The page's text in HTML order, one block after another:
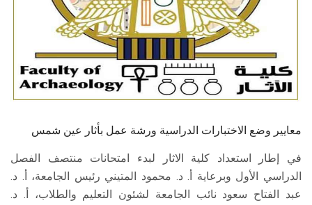
الدراسات العليا
الخريجين
الموظفون
الزائـرون
سجل الان
معايير وضع الاختبارات الدراسية ورشة عمل بأثار عين شمس
في إطار استعداد كلية الاثار لبدء امتحانات منتصف الفصل
الدراسي الأول وبرعاية أ. د. محمود المتيني رئيس الجامعة، أ. د.
عبد الفتاح سعود نائب الجامعة لشئون التعليم والطلاب، أ. د.